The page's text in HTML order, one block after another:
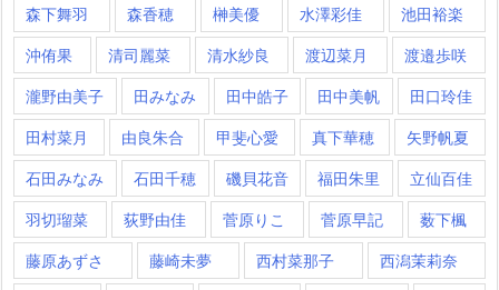
森下舞羽 森香穂 榊美優 水澤彩佳 池田裕楽
沖侑果 清司麗菜 清水紗良 渡辺菜月 渡邉歩咲
瀧野由美子 田みなみ 田中皓子 田中美帆 田口玲佳
田村菜月 由良朱合 甲斐心愛 真下華穂 矢野帆夏
石田みなみ 石田千穂 磯貝花音 福田朱里 立仙百佳
羽切瑠菜 荻野由佳 菅原りこ 菅原早記 薮下楓
藤原あずさ 藤崎未夢 西村菜那子 西潟茉莉奈